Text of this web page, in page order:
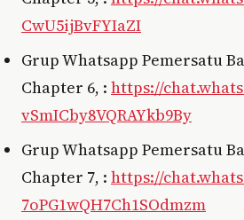
CwU5ijBvFYIaZI
Grup Whatsapp Pemersatu
Chapter 6, : https://
vSmICby8VQRAYkb9By
Grup Whatsapp Pemersatu
Chapter 7, : https://
7oPG1wQH7Ch1SOdmzm